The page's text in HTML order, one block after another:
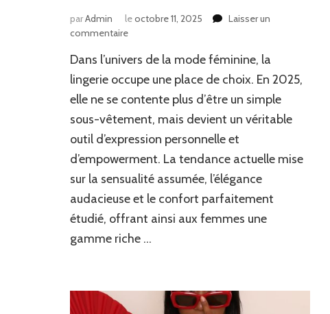
parAdmin leoctobre 11, 2025
Laisser un
commentairesur
la
collection
sensuelle
de
lingeries
tendance
femmes
Dans l’univers de la mode féminine, la
lingerie occupe une place de choix. En 2025,
elle ne se contente plus d’être un simple
sous-vêtement, mais devient un véritable
outil d’expression personnelle et
d’empowerment. La tendance actuelle mise
sur la sensualité assumée, l’élégance
audacieuse et le confort parfaitement
étudié, offrant ainsi aux femmes une
gamme riche …